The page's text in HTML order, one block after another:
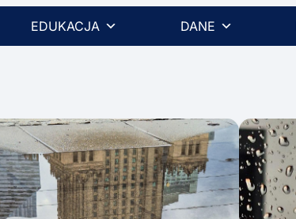
EDUKACJA DANE